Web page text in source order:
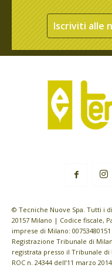
Iscriviti alle
© Tecniche Nuove Spa. Tutti i
20157 Milano | Codice fiscale,
imprese di Milano: 00753480151
Registrazione Tribunale di
registrata presso il Tribunale di
ROC n. 24344 dell’11 marzo 2014